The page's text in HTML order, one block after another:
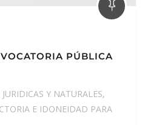
PÚBLICA
Y NATURALES,
E IDONEIDAD PARA